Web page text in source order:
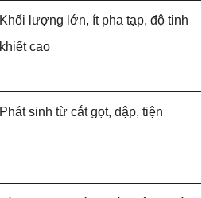
Khối lượng lớn, ít pha tạp, độ tinh
khiết cao
Phát sinh từ cắt gọt, dập, tiện